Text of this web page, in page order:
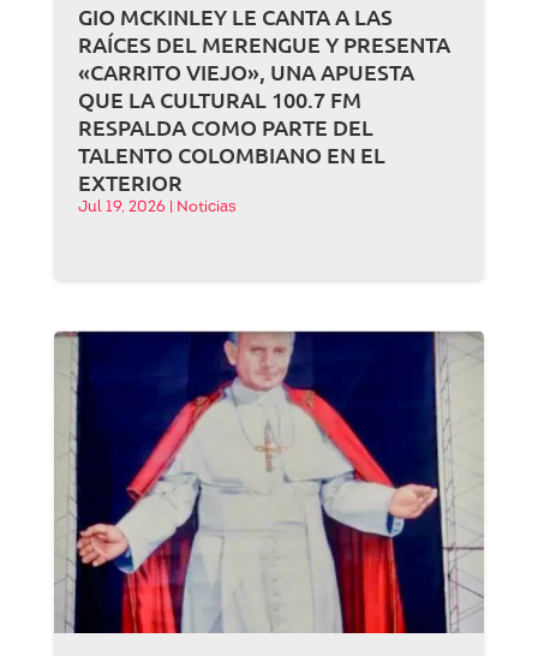
GIO MCKINLEY LE CANTA A LAS
RAÍCES DEL MERENGUE Y PRESENTA
«CARRITO VIEJO», UNA APUESTA
QUE LA CULTURAL 100.7 FM
RESPALDA COMO PARTE DEL
TALENTO COLOMBIANO EN EL
EXTERIOR
Jul 19, 2026 Noticias